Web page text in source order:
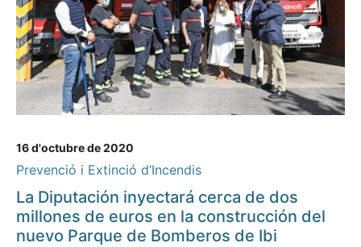
16 d'octubre de 2020
Prevenció i Extinció d’Incendis
La Diputación inyectará cerca de dos
millones de euros en la construcción del
nuevo Parque de Bomberos de Ibi